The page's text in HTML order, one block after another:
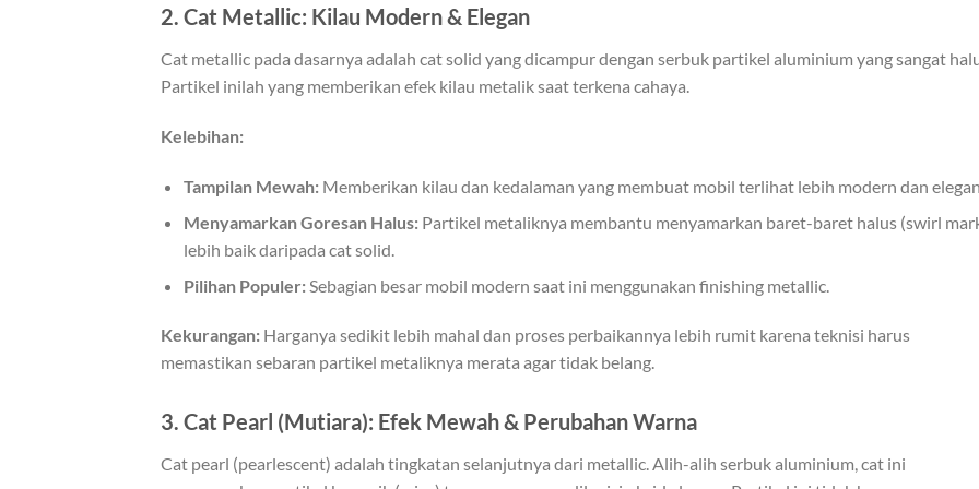
2. Cat Metallic: Kilau Modern & Elegan
Cat metallic pada dasarnya adalah cat solid yang dicampur dengan serbuk partikel aluminium yang sangat
Partikel inilah yang memberikan efek kilau metalik saat terkena cahaya.
Kelebihan:
Tampilan Mewah:Memberikan kilau dan kedalaman yang membuat mobil terlihat lebih modern dan elegan.
Menyamarkan Goresan Halus:Partikel metaliknya membantu menyamarkan baret-baret halus (swirl
lebih baik daripada cat solid.
Pilihan Populer:Sebagian besar mobil modern saat ini menggunakan finishing metallic.
Kekurangan: Harganya sedikit lebih mahal dan proses perbaikannya lebih rumit karena teknisi harus
memastikan sebaran partikel metaliknya merata agar tidak belang.
3. Cat Pearl (Mutiara): Efek Mewah & Perubahan Warna
Cat pearl (pearlescent) adalah tingkatan selanjutnya dari metallic. Alih-alih serbuk aluminium, cat ini